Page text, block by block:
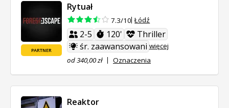
PARTNER
Rytuał
7.3/10 Łódź
2-5 120'
Thriller
śr. zaawansowani więcej
od 340,00 zł
Oznaczenia
Reaktor